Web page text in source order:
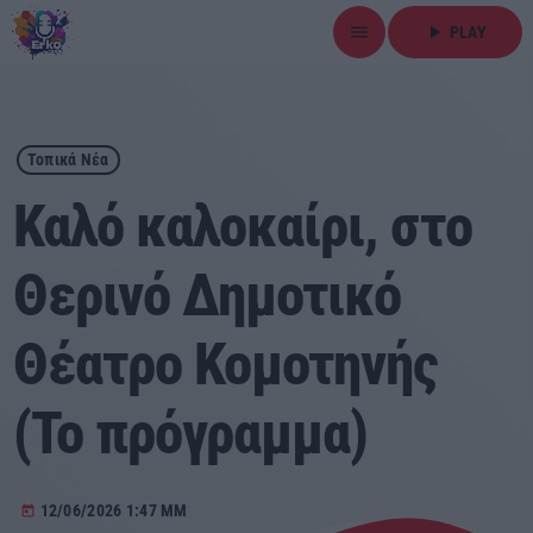
menu play_arrow PLAY
close
play_arrow ΕΡΚΟ
Αρχική
Εκπομπές
Ειδήσεις
Αθλητικά
Τοπικά Νέα
Καλό καλοκαίρι, στο
Θερινό Δημοτικό
Θέατρο Κομοτηνής
(Το πρόγραμμα)
today 12/06/2026 1:47 ΜΜ